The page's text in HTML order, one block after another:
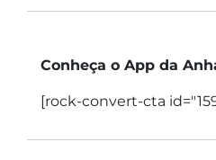
Conheça o App da
[rock-convert-cta